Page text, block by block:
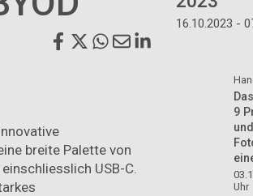
breite Palette von
USB-C.
16.10.2023 -
9
Uhr